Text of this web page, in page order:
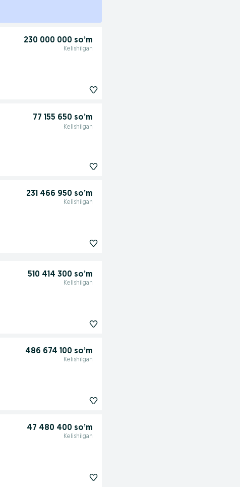
230 000 000 so’m
Kelishilgan
77 155 650 so’m
Kelishilgan
231 466 950 so’m
Kelishilgan
510 414 300 so’m
Kelishilgan
486 674 100 so’m
Kelishilgan
47 480 400 so’m
Kelishilgan